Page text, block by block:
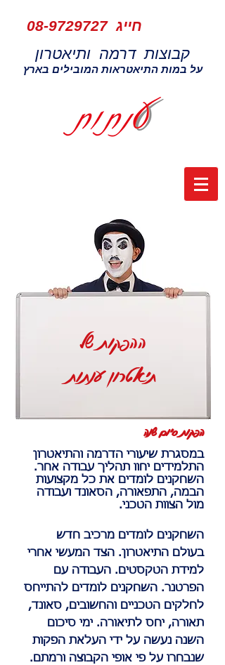
חייג08-9729727
קבוצות דרמה ותיאטרון
על במות התיאטראות המובילים בארץ
ההפקות של
תיאטרון ענתות
הפקות סיום שנה
במסגרת שיעורי הדרמה והתיאטרון
התלמידים יחוו תהליך עבודה אחר.
השחקנים לומדים את כל מקצועות
הבמה, התפאורה, הסאונד ועבודה
מול הצוות הטכני.
השחקנים לומדים מרכיב חדש
בעולם התיאטרון. הצד המעשי אחרי
למידת הטקסטים. העבודה עם
הפרטנר. השחקנים לומדים להתייחס
לחלקים הטכניים והחשובים, סאונד,
תאורה, יחס לתיאורה. ימי סיכום
השנה נעשה על ידי העלאת הפקות
שנבחרו על פי אופי הקבוצה ורמתם.